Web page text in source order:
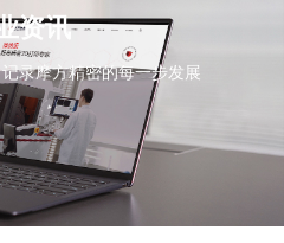
资讯
录摩方精密的每一步发展